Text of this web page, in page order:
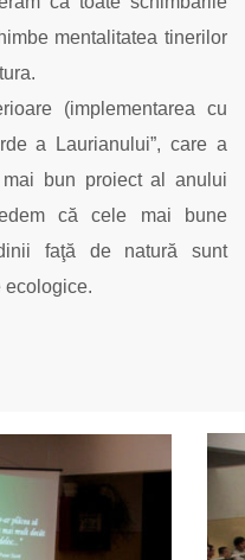
mentalitatea tinerilor
(implementarea cu
a Laurianului”, care a
bun proiect al anului
că cele mai bune
faţă de natură sunt
ecologice.